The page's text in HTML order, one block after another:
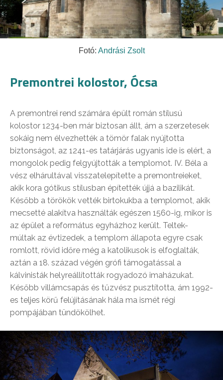
Fotó: Andrási Zsolt
Premontrei kolostor, Ócsa
A premontrei rend számára épült román stílusú
kolostor 1234-ben már biztosan állt, ám a szerzetesek
sokáig nem élvezhették a tömör falak nyújtotta
biztonságot, az 1241-es tatárjárás ugyanis ide is elért, a
mongolok pedig felgyújtották a templomot. IV. Béla a
vész elhárultával visszatelepítette a premontreieket,
akik kora gótikus stílusban építették újjá a bazilikát.
Később a törökök vették birtokukba a templomot, akik
mecsetté alakítva használták egészen 1560-ig, mikor is
az épület a református egyházhoz került. Teltek-
múltak az évtizedek, a templom állapota egyre csak
romlott, rövid időre még a katolikusok is elfoglalták,
aztán a 18. század végén grófi támogatással a
kálvinisták helyreállították rogyadozó imaházukat.
Később villámcsapás és tűzvész pusztította, ám 1992-
es teljes körű felújításának hála ma ismét régi
pompájában tündökölhet.